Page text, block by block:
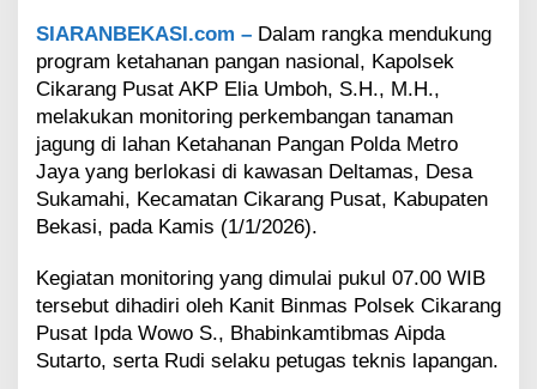
k
e
m
b
a
n
g
a
n
g
u
n
g
SIARANBEKASI.com – Dalam rangka mendukung
program ketahanan pangan nasional, Kapolsek
Cikarang Pusat AKP Elia Umboh, S.H., M.H.,
melakukan monitoring perkembangan tanaman
jagung di lahan Ketahanan Pangan Polda Metro
Jaya yang berlokasi di kawasan Deltamas, Desa
Sukamahi, Kecamatan Cikarang Pusat, Kabupaten
Bekasi, pada Kamis (1/1/2026).
Kegiatan monitoring yang dimulai pukul 07.00 WIB
tersebut dihadiri oleh Kanit Binmas Polsek Cikarang
Pusat Ipda Wowo S., Bhabinkamtibmas Aipda
Sutarto, serta Rudi selaku petugas teknis lapangan.